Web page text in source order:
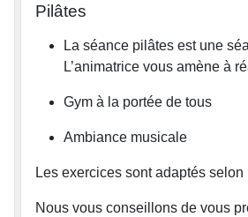
Pilâtes
La séance pilâtes est une
L’animatrice vous amène à
Gym à la portée de tous
Ambiance musicale
Les exercices sont adaptés
Nous vous conseillons de vous